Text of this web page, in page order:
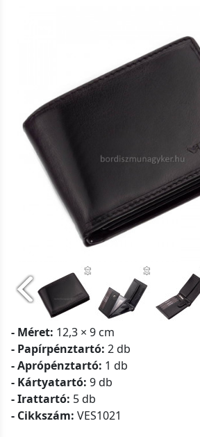
- Méret: 12,3 × 9 cm
- Papírpénztartó: 2 db
- Aprópénztartó: 1 db
- Kártyatartó: 9 db
- Irattartó: 5 db
- Cikkszám: VES1021